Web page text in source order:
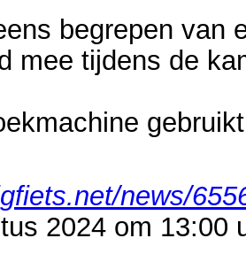
begrepen van
mee tijdens de
news/
2024 om 13:00